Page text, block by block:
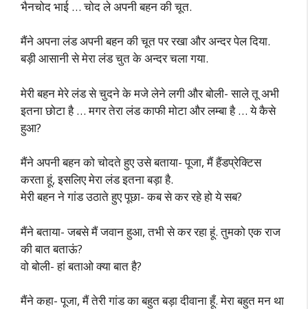
भैनचोद भाई … चोद ले अपनी बहन की चूत.
मैंने अपना लंड अपनी बहन की चूत पर रखा और अन्दर पेल दिया.
बड़ी आसानी से मेरा लंड चुत के अन्दर चला गया.
मेरी बहन मेरे लंड से चुदने के मजे लेने लगी और बोली- साले तू अभी
इतना छोटा है … मगर तेरा लंड काफी मोटा और लम्बा है … ये कैसे
हुआ?
मैंने अपनी बहन को चोदते हुए उसे बताया- पूजा, मैं हैंडप्रेक्टिस
करता हूं, इसलिए मेरा लंड इतना बड़ा है.
मेरी बहन ने गांड उठाते हुए पूछा- कब से कर रहे हो ये सब?
मैंने बताया- जबसे मैं जवान हुआ, तभी से कर रहा हूं. तुमको एक राज
की बात बताऊं?
वो बोली- हां बताओ क्या बात है?
मैंने कहा- पूजा, मैं तेरी गांड का बहुत बड़ा दीवाना हूँ. मेरा बहुत मन था